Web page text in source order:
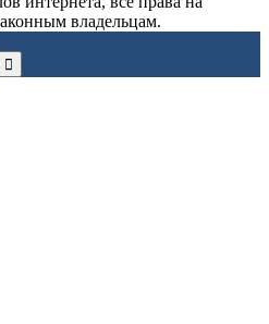
владельцам.